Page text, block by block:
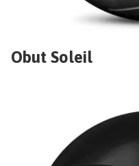
Obut Soleil